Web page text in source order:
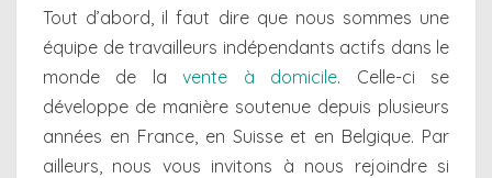
Tout d’abord, il faut dire que nous sommes une
équipe de travailleurs indépendants actifs dans le
monde de lavente à domicile. Celle-ci se
développe de manière soutenue depuis plusieurs
années en France, en Suisse et en Belgique. Par
ailleurs, nous vous invitons à nous rejoindre si